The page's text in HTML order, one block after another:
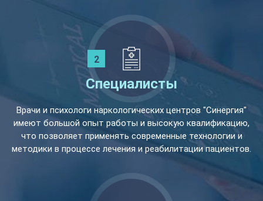
Специалисты
Врачи и психологи наркологических центров "Синергия"
имеют большой опыт работы и высокую квалификацию,
что позволяет применять современные технологии и
методики в процессе лечения и реабилитации пациентов.